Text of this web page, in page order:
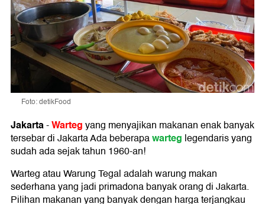
Foto: detikFood
Jakarta-Wartegyang menyajikan makanan enak banyak
tersebar di Jakarta Ada beberapawarteg legendaris yang
sudah ada sejak tahun 1960-an!
Warteg atau Warung Tegal adalah warung makan
sederhana yang jadi primadona banyak orang di Jakarta.
Pilihan makanan yang banyak dengan harga terjangkau